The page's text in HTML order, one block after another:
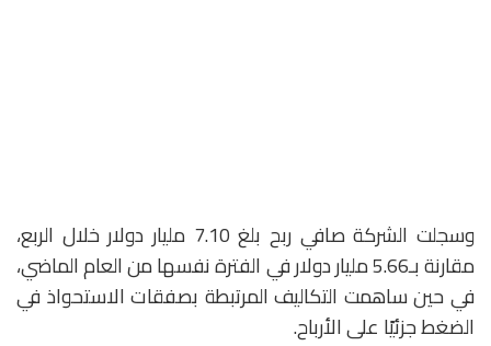
وسجلت الشركة صافي ربح بلغ 7.10 مليار دولار خلال الربع،
مقارنة بـ5.66 مليار دولار في الفترة نفسها من العام الماضي،
في حين ساهمت التكاليف المرتبطة بصفقات الاستحواذ في
الضغط جزئيًا على الأرباح.